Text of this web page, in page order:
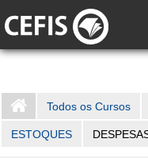
Todos os Cursos
ESTOQUES